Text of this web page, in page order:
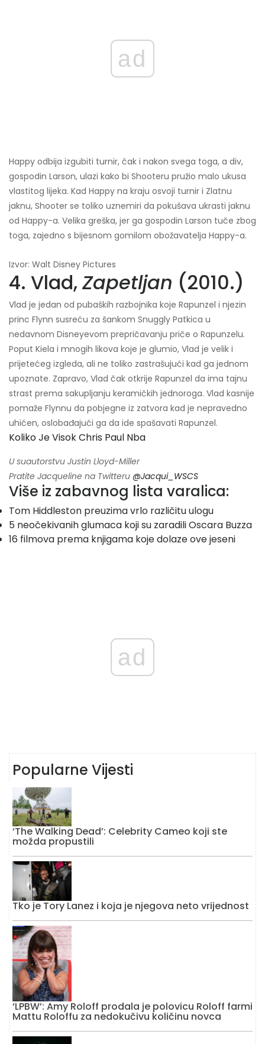
ad
Happy odbija izgubiti turnir, čak i nakon svega toga, a div,
gospodin Larson, ulazi kako bi Shooteru pružio malo ukusa
vlastitog lijeka. Kad Happy na kraju osvoji turnir i Zlatnu
jaknu, Shooter se toliko uznemiri da pokušava ukrasti jaknu
od Happy-a. Velika greška, jer ga gospodin Larson tuče zbog
toga, zajedno s bijesnom gomilom obožavatelja Happy-a.
Izvor: Walt Disney Pictures
4. Vlad,Zapetljan (2010.)
Vlad je jedan od pubaških razbojnika koje Rapunzel i njezin
princ Flynn susreću za šankom Snuggly Patkica u
nedavnom Disneyevom prepričavanju priče o Rapunzelu.
Poput Kiela i mnogih likova koje je glumio, Vlad je velik i
prijetećeg izgleda, ali ne toliko zastrašujući kad ga jednom
upoznate. Zapravo, Vlad čak otkrije Rapunzel da ima tajnu
strast prema sakupljanju keramičkih jednoroga. Vlad kasnije
pomaže Flynnu da pobjegne iz zatvora kad je nepravedno
uhićen, oslobađajući ga da ide spašavati Rapunzel.
Koliko Je Visok Chris Paul Nba
U suautorstvu Justin Lloyd-Miller
Pratite Jacqueline na Twitteru @Jacqui_WSCS
Više iz zabavnog lista varalica:
Tom Hiddleston preuzima vrlo različitu ulogu
5 neočekivanih glumaca koji su zaradili Oscara Buzza
16 filmova prema knjigama koje dolaze ove jeseni
ad
Popularne Vijesti
‘The Walking Dead’: Celebrity Cameo koji ste
možda propustili
Tko je Tory Lanez i koja je njegova neto vrijednost
‘LPBW’: Amy Roloff prodala je polovicu Roloff farmi
Mattu Roloffu za nedokučivu količinu novca